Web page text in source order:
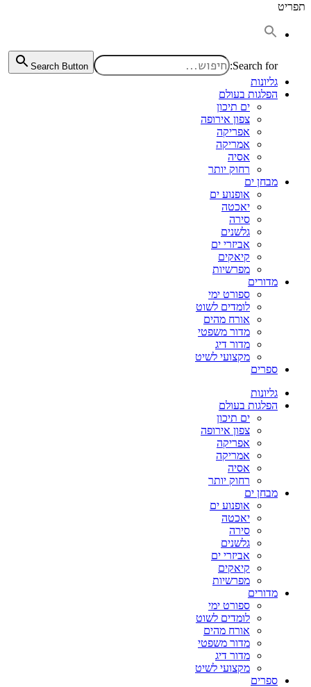
תפריט
Search for:
Search Button
גליונות
הפלגות בעולם
ים תיכון
צפון אירופה
אפריקה
אמריקה
אסיה
רחוק יותר
מבחן ים
אופנוע ים
יאכטה
סירה
גלשנים
אביזרי ים
קיאקים
מפרשיות
מדורים
ספורט ימי
לומדים לשוט
אורח מהים
מדור משפטי
מדור דיג
מקצועי לשיט
ספרים
גליונות
הפלגות בעולם
ים תיכון
צפון אירופה
אפריקה
אמריקה
אסיה
רחוק יותר
מבחן ים
אופנוע ים
יאכטה
סירה
גלשנים
אביזרי ים
קיאקים
מפרשיות
מדורים
ספורט ימי
לומדים לשוט
אורח מהים
מדור משפטי
מדור דיג
מקצועי לשיט
ספרים